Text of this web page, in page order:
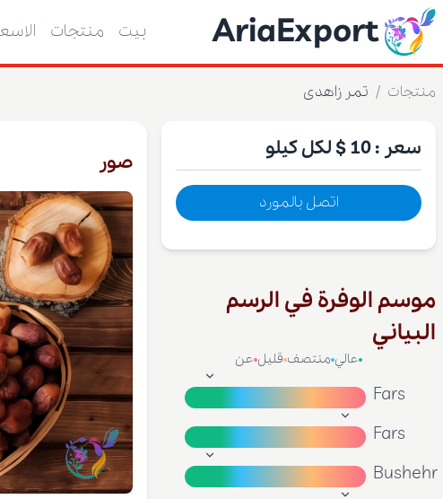
AriaExport بيت منتجات
منتجات / تمر زاهدی
سعر : لكل كيلو
اتصل بالمورد
موسم الوفرة في الرسم
البياني
عالي منتصف قليل عن
Fars
Fars
Bushehr
صور